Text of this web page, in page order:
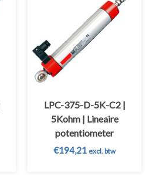
LPC-375-D-5K-C2 |
5Kohm | Lineaire
potentiometer
€194,21 excl. btw